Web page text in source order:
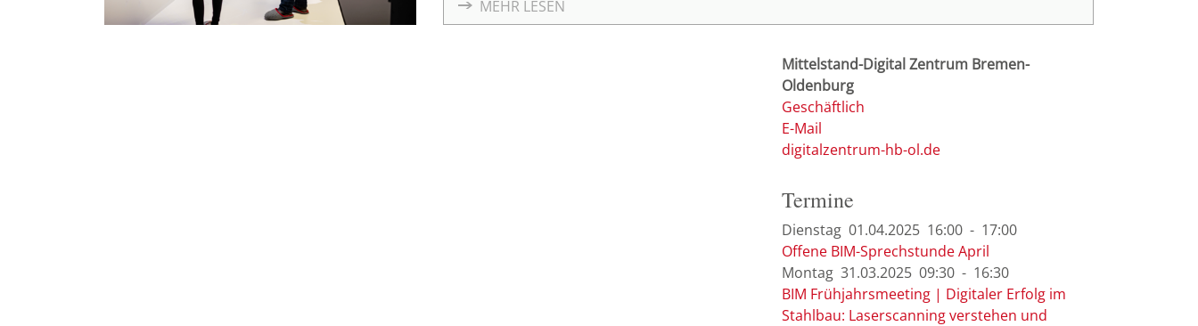
MEHR LESEN
Mittelstand-Digital Zentrum Bremen-
Oldenburg
Geschäftlich
E-Mail
digitalzentrum-hb-ol.de
Termine
Dienstag 01.04.2025 16:00 - 17:00
Offene BIM-Sprechstunde April
Montag 31.03.2025 09:30 - 16:30
BIM Frühjahrsmeeting | Digitaler Erfolg im
Stahlbau: Laserscanning verstehen und